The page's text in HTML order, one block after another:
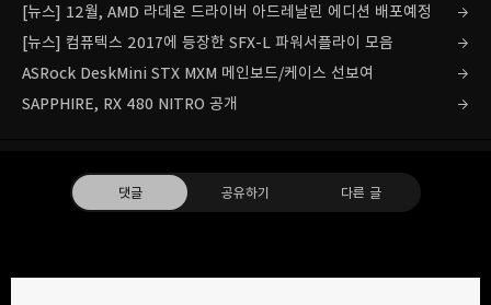
[뉴스] 12월, AMD 라데온 드라이버 아드레날린 에디션 배포예정
[뉴스] 컴퓨텍스 2017에 등장한 SFX-L 파워서플라이 모음
ASRock DeskMini STX MXM 메인보드/케이스 선보여
SAPPHIRE, RX 480 NITRO 공개
댓글 공유하기 다른 글